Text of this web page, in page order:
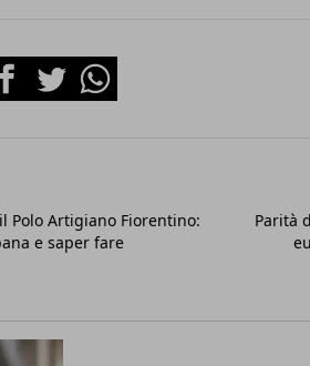
TwitterWhatsapp
Polo Artigiano Fiorentino:
e saper fare
Parità